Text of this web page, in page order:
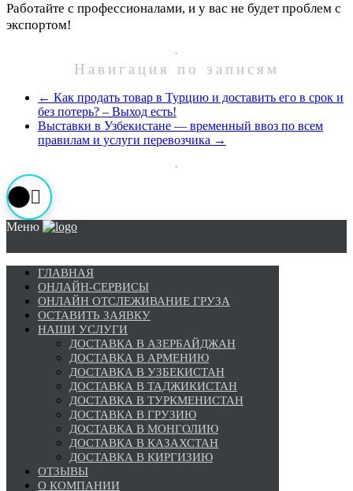
Работайте с профессионалами, и у вас не будет проблем с
экспортом!
Навигация по записям
← Как продать товар в Турцию и доставить его в срок и
без потерь? – Выход есть!
Выставки в Узбекистане — временный ввоз по всем
правилам и услуги перевозчика →
Меню
ГЛАВНАЯ
ОНЛАЙН-СЕРВИСЫ
ОНЛАЙН ОТСЛЕЖИВАНИЕ ГРУЗА
ОСТАВИТЬ ЗАЯВКУ
НАШИ УСЛУГИ
ДОСТАВКА В АЗЕРБАЙДЖАН
ДОСТАВКА В АРМЕНИЮ
ДОСТАВКА В УЗБЕКИСТАН
ДОСТАВКА В ТАДЖИКИСТАН
ДОСТАВКА В ТУРКМЕНИСТАН
ДОСТАВКА В ГРУЗИЮ
ДОСТАВКА В МОНГОЛИЮ
ДОСТАВКА В КАЗАХСТАН
ДОСТАВКА В КИРГИЗИЮ
ОТЗЫВЫ
О КОМПАНИИ